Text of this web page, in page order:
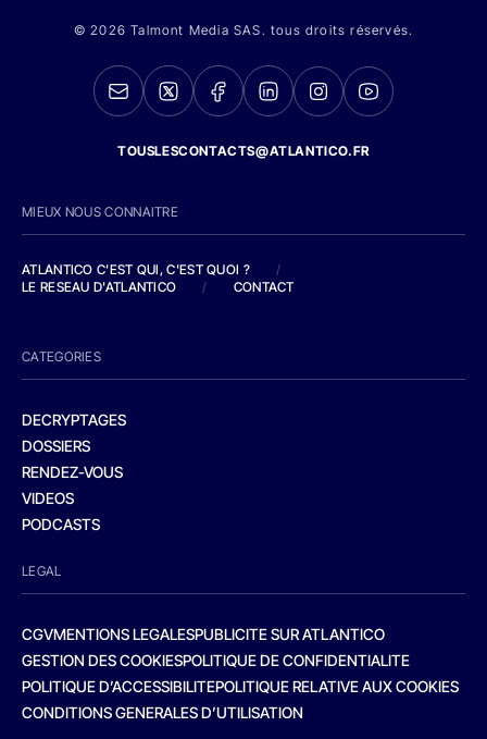
© 2026 Talmont Media SAS. tous droits réservés.
TOUSLESCONTACTS@ATLANTICO.FR
MIEUX NOUS CONNAITRE
ATLANTICO C'EST QUI, C'EST QUOI ?
/
LE RESEAU D'ATLANTICO
/ CONTACT
CATEGORIES
DECRYPTAGES
DOSSIERS
RENDEZ-VOUS
VIDEOS
PODCASTS
LEGAL
CGVMENTIONS LEGALESPUBLICITE SUR ATLANTICO
GESTION DES COOKIESPOLITIQUE DE CONFIDENTIALITE
POLITIQUE D’ACCESSIBILITEPOLITIQUE RELATIVE AUX COOKIES
CONDITIONS GENERALES D’UTILISATION